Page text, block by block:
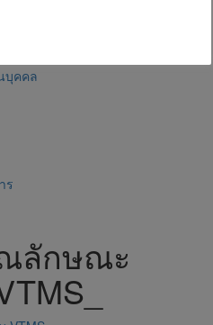
บุคคล
ร
ลักษณะ